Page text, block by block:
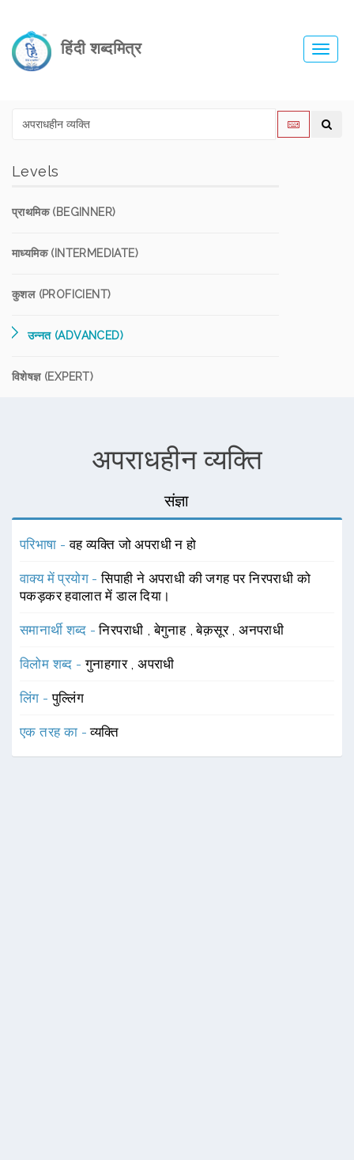
हिंदी शब्दमित्र
Levels
प्राथमिक (BEGINNER)
माध्यमिक (INTERMEDIATE)
कुशल (PROFICIENT)
उन्नत (ADVANCED)
विशेषज्ञ (EXPERT)
अपराधहीन व्यक्ति
संज्ञा
परिभाषा -वह व्यक्ति जो अपराधी न हो
वाक्य में प्रयोग -सिपाही ने अपराधी की जगह पर निरपराधी को
पकड़कर हवालात में डाल दिया।
समानार्थी शब्द -निरपराधी ,बेगुनाह ,बेक़सूर ,अनपराधी
विलोम शब्द -गुनाहगार ,अपराधी
लिंग -पुल्लिंग
एक तरह का -व्यक्ति